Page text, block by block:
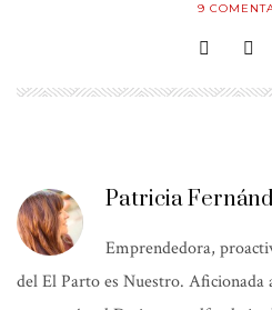
9
Patricia
Emprendedora,
del El Parto es Nuestro. Aficionada